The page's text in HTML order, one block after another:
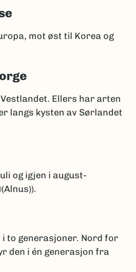
mot øst til Korea og
Ellers har arten
langs kysten av Sørlandet
og igjen i august-
i to generasjoner. Nord for
den i én generasjon fra